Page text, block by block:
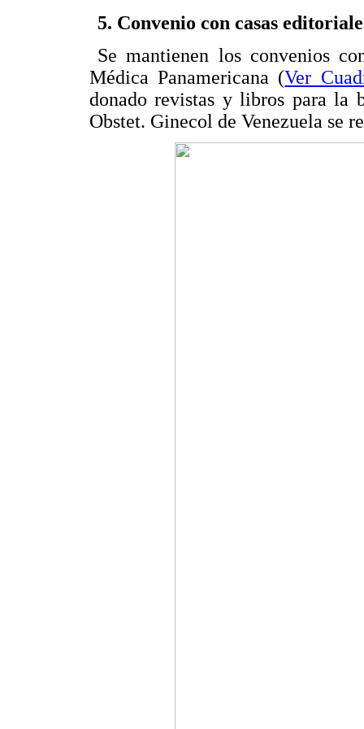
5. Convenio con casas
Se mantienen los convenios
Médica Panamericana (Ver
donado revistas y libros para la
Obstet. Ginecol de Venezuela se